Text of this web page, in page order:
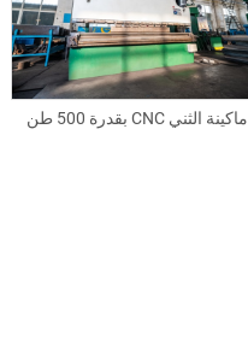
ماكينة الثني CNC بقدرة 500 طن